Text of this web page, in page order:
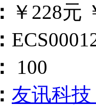
￥228元
100
友讯科